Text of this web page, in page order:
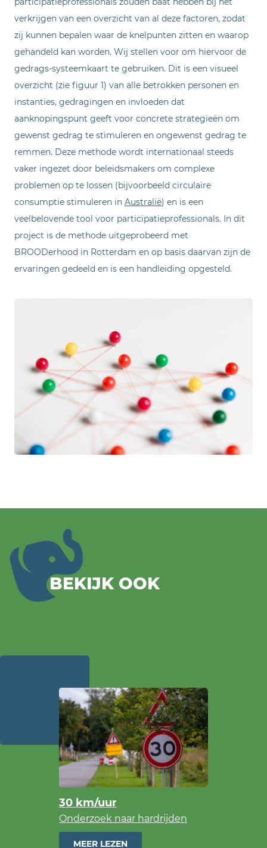
verkrijgen van een overzicht van al deze factoren, zodat
zij kunnen bepalen waar de knelpunten zitten en waarop
gehandeld kan worden. Wij stellen voor om hiervoor de
gedrags-systeemkaart te gebruiken. Dit is een visueel
overzicht (zie figuur 1) van alle betrokken personen en
instanties, gedragingen en invloeden dat
aanknopingspunt geeft voor concrete strategieën om
gewenst gedrag te stimuleren en ongewenst gedrag te
remmen. Deze methode wordt internationaal steeds
vaker ingezet door beleidsmakers om complexe
problemen op te lossen (bijvoorbeeld circulaire
consumptie stimuleren in Australië) en is een
veelbelovende tool voor participatieprofessionals. In dit
project is de methode uitgeprobeerd met
BROODerhood in Rotterdam en op basis daarvan zijn de
ervaringen gedeeld en is een handleiding opgesteld.
BEKIJK OOK
30 km/uur
Onderzoek naar hardrijden
MEER LEZEN